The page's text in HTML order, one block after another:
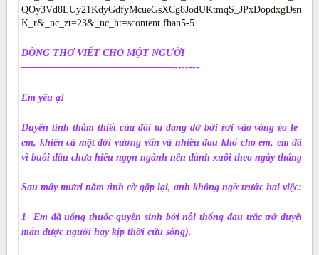
DÒNG THƠ VIẾT CHO MỘT NGƯỜI
———————————————--------
Em yêu ạ!
Duyên tình thắm thiết của đôi ta dang dở bởi rơi vào vòng éo le
em, khiến cả một đời vương vấn và nhiều đau khổ cho em, em đã
vì buổi đầu chưa hiểu ngọn ngành nên đành xuôi theo ngày tháng cố
Sau mấy mươi năm tình cờ gặp lại, anh không ngờ trước hai việc:
1- Em đã uống thuốc quyên sinh bởi nỗi thống đau trắc trở duyên
mắn được người hay kịp thời cứu sống).